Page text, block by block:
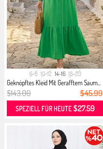
6-8 10-12 14-16 18-20
Geknöpftes Kleid Mit Gerafftem Saum...
$143.00 $45.99
SPEZIELL FÜR HEUTE$27.59